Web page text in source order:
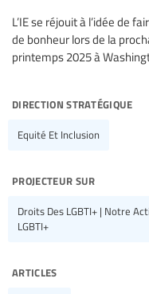
L’IE se réjouit à l’idée de
de bonheur lors de la
printemps 2025 à
direction stratégique
Equité Et Inclusion
projecteur sur
Droits Des LGBTI+ | Notre
LGBTI+
articles